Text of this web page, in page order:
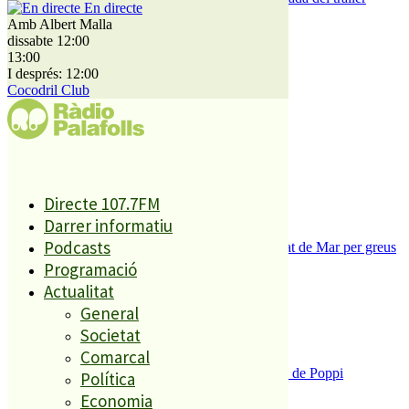
En directe
Amb Albert Malla
dissabte 12:00
13:00
I després: 12:00
Cocodril Club
Directe 107.7FM
Darrer informatiu
Podcasts
Programació
Actualitat
General
Societat
Comarcal
Política
Economia
encallat
El més llegit
1
ESPORTS CAP DE SETMANA
Tanquen un local de menjar ràpid a Malgrat de Mar per greus
deficiències sanitàries
3
Enxampat l’autor de les pintades a la plaça de Poppi